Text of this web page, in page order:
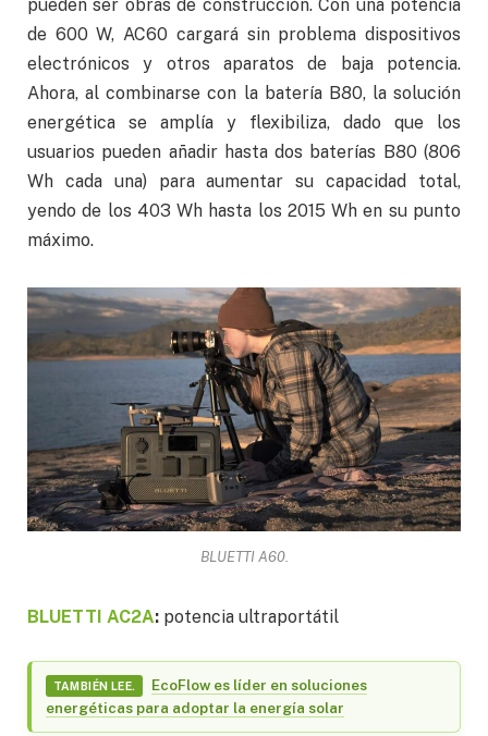
pueden ser obras de construcción. Con una potencia
de 600 W, AC60 cargará sin problema dispositivos
electrónicos y otros aparatos de baja potencia.
Ahora, al combinarse con la batería B80, la solución
energética se amplía y flexibiliza, dado que los
usuarios pueden añadir hasta dos baterías B80 (806
Wh cada una) para aumentar su capacidad total,
yendo de los 403 Wh hasta los 2015 Wh en su punto
máximo.
BLUETTI A60.
BLUETTI AC2A: potencia ultraportátil
TAMBIÉN LEE.
EcoFlow es líder en soluciones
energéticas para adoptar la energía solar